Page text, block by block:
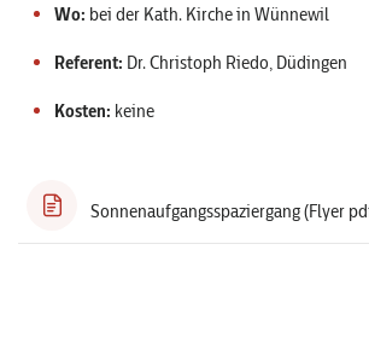
Wo: bei der Kath. Kirche in Wünnewil
Referent: Dr. Christoph Riedo, Düdingen
Kosten: keine
Sonnenaufgangsspaziergang (Flyer